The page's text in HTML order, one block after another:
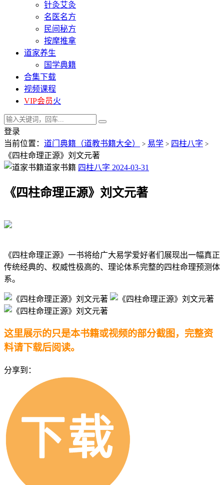
针灸艾灸
名医名方
民间秘方
按摩推拿
道家养生
国学典籍
合集下载
视频课程
VIP会员火
登录
当前位置： 道门典籍（道教书籍大全） > 易学 > 四柱八字 >
《四柱命理正源》刘文元著
道家书籍 四柱八字 2024-03-31
《四柱命理正源》刘文元著
《四柱命理正源》一书将给广大易学爱好者们展现出一幅真正
传统经典的、权威性极高的、理论体系完整的四柱命理预测体
系。
这里展示的只是本书籍或视频的部分截图，完整资
料请下载后阅读。
分享到：